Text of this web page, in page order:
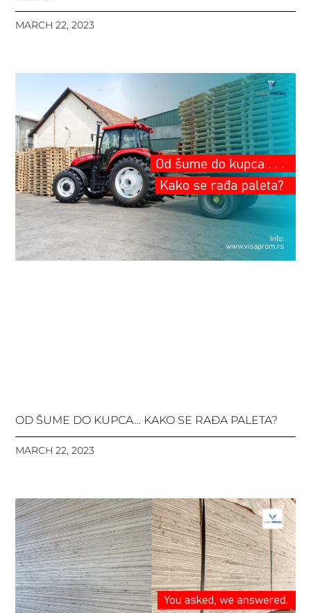
MARCH 22, 2023
OD ŠUME DO KUPCA… KAKO SE RAĐA PALETA?
MARCH 22, 2023